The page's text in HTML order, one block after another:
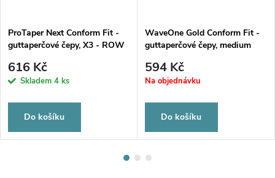
ProTaper Next Conform Fit -
guttaperčové čepy, X3 - ROW
616 Kč
Skladem 4 ks
Do košíku
WaveOne Gold Conform Fit -
guttaperčové čepy, medium
594 Kč
Na objednávku
Do košíku